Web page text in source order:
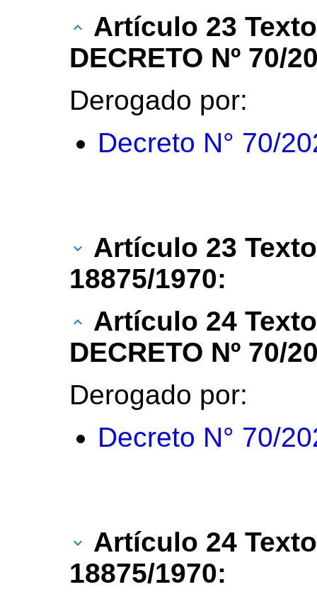
Artículo 23
DECRETO Nº 70/
Derogado por:
Decreto N° 70/
Artículo 23
18875/1970:
Artículo 24
DECRETO Nº 70/
Derogado por:
Decreto N° 70/
Artículo 24
18875/1970: